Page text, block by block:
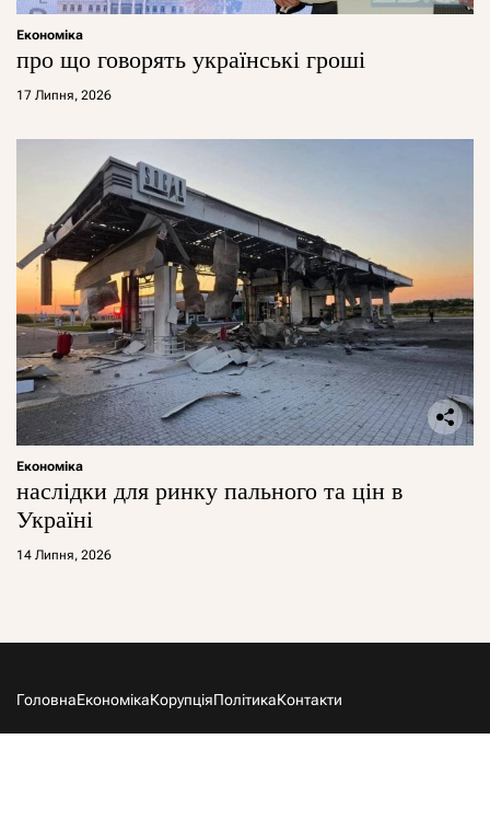
Економіка
про що говорять українські гроші
17 Липня, 2026
Економіка
наслідки для ринку пального та цін в
Україні
14 Липня, 2026
ГоловнаЕкономікаКорупціяПолітикаКонтакти